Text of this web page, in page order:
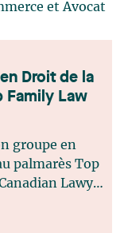
et Avocat
Droit de la
Family Law
groupe en
palmarès Top
Lawyer.
nominations